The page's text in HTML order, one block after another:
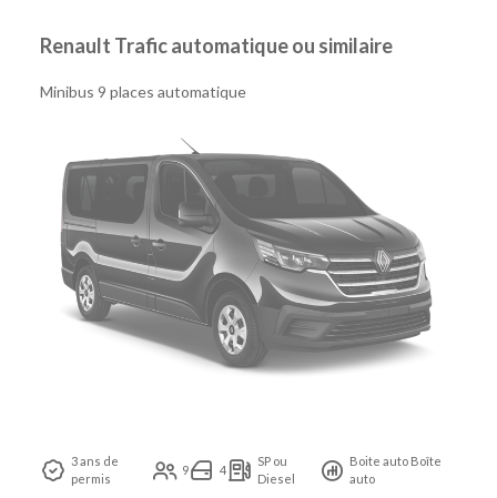
Renault Trafic automatique ou similaire
Minibus 9 places automatique
3 ans de
permis
9 4
SP ou
Diesel
Boite auto Boîte
auto